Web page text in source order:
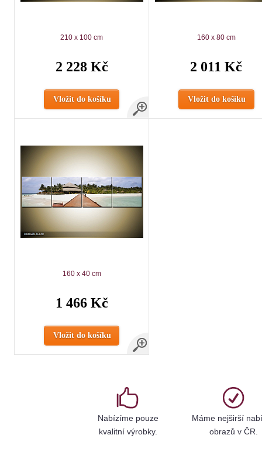
210 x 100 cm
2 228 Kč
Vložit do košíku
160 x 80 cm
2 011 Kč
Vložit do košíku
160 x 40 cm
1 466 Kč
Vložit do košíku
Nabízíme pouze
kvalitní výrobky.
Máme nejširší
obrazů v ČR.